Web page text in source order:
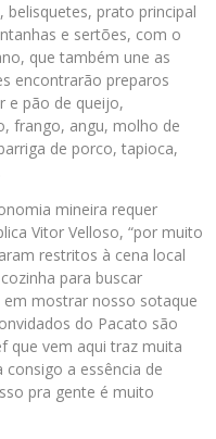
prato principal
e sertões, com o
que também une as
encontrarão preparos
e pão de queijo,
frango, angu, molho de
de porco, tapioca,
mineira requer
Vitor Velloso, “por muito
restritos à cena local
para buscar
mostrar nosso sotaque
do Pacato são
que vem aqui traz muita
a essência de
pra gente é muito